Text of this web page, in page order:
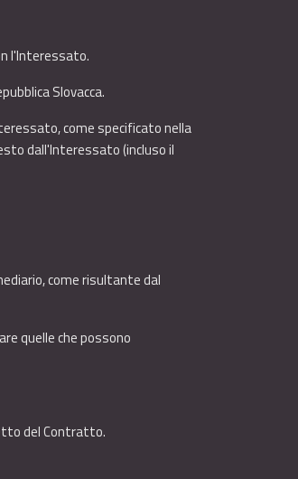
l'Interessato.
Slovacca.
come specificato nella
dall'Interessato (incluso il
come risultante dal
quelle che possono
del Contratto.